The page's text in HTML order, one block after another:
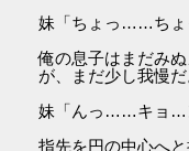
妹「ちょっ……ちょ
俺の息子はまだみ
が、まだ少し我慢だ
妹「んっ……キョ
指先を円の中心へと